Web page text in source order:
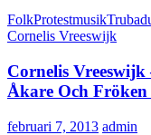
FolkProtestmusik
Cornelis Vreeswijk
Cornelis
Åkare Och
februari 7, 2013 admin